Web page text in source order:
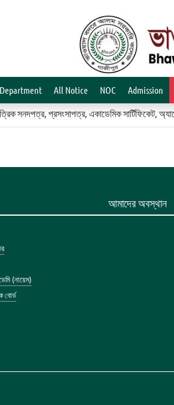
Department All Notice NOC Admission
সনদপত্র, প্রসংসাপত্র, একাডেমিক
(নায়েম)
বোর্ড
আমাদের অবস্থান